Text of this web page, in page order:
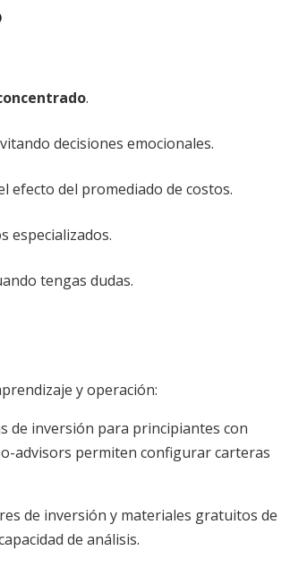
.
decisiones emocionales.
efecto del promediado de costos.
especializados.
tengas dudas.
y operación:
de inversión para principiantes con
advisors permiten configurar carteras
de inversión y materiales gratuitos de
de análisis.